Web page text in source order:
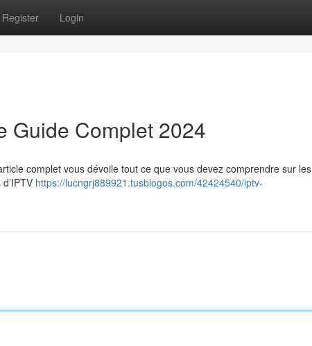
Register Login
Guide Complet 2024
complet vous dévoile tout ce que vous devez comprendre sur les
https://lucngrj889921.tusblogos.com/42424540/iptv-